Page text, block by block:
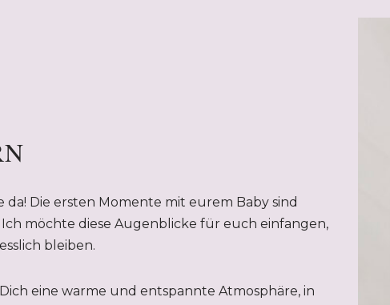
da! Die ersten Momente mit eurem Baby sind
möchte diese Augenblicke für euch einfangen,
bleiben.
eine warme und entspannte Atmosphäre, in